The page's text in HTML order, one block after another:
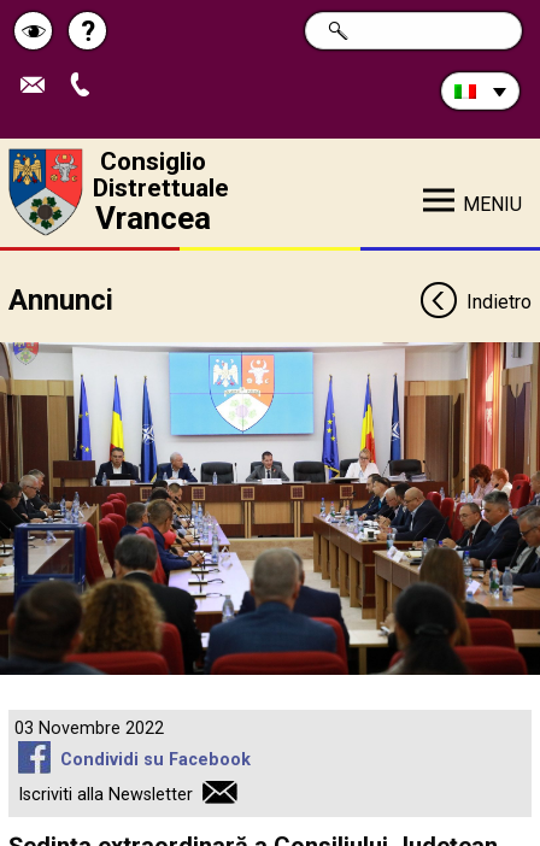
Schimbă
contrastul
Pagina
de
?
Cerca
nel
RICERCA
Consiglio
Distrettuale
Vrancea MENIU
Annunci Indietro
03 Novembre 2022
Condividi su Facebook
Iscriviti alla Newsletter